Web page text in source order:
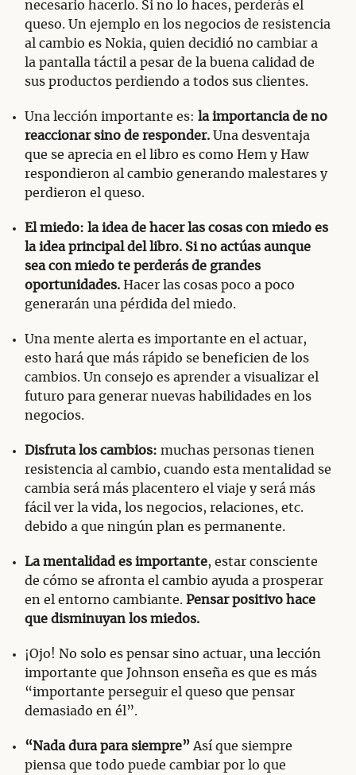
necesario hacerlo. Si no lo haces, perderás el
queso. Un ejemplo en los negocios de resistencia
al cambio es Nokia, quien decidió no cambiar a
la pantalla táctil a pesar de la buena calidad de
sus productos perdiendo a todos sus clientes.
Una lección importante es: la importancia de no
reaccionar sino de responder. Una desventaja
que se aprecia en el libro es como Hem y Haw
respondieron al cambio generando malestares y
perdieron el queso.
El miedo: la idea de hacer las cosas con miedo es
la idea principal del libro. Si no actúas aunque
sea con miedo te perderás de grandes
oportunidades. Hacer las cosas poco a poco
generarán una pérdida del miedo.
Una mente alerta es importante en el actuar,
esto hará que más rápido se beneficien de los
cambios. Un consejo es aprender a visualizar el
futuro para generar nuevas habilidades en los
negocios.
Disfruta los cambios: muchas personas tienen
resistencia al cambio, cuando esta mentalidad se
cambia será más placentero el viaje y será más
fácil ver la vida, los negocios, relaciones, etc.
debido a que ningún plan es permanente.
La mentalidad es importante, estar consciente
de cómo se afronta el cambio ayuda a prosperar
en el entorno cambiante. Pensar positivo hace
que disminuyan los miedos.
¡Ojo! No solo es pensar sino actuar, una lección
importante que Johnson enseña es que es más
“importante perseguir el queso que pensar
demasiado en él”.
“Nada dura para siempre” Así que siempre
piensa que todo puede cambiar por lo que